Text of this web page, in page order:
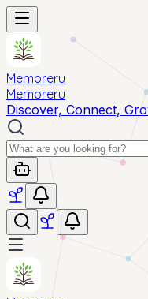
Memoreru
Memoreru
Discover, Connect,